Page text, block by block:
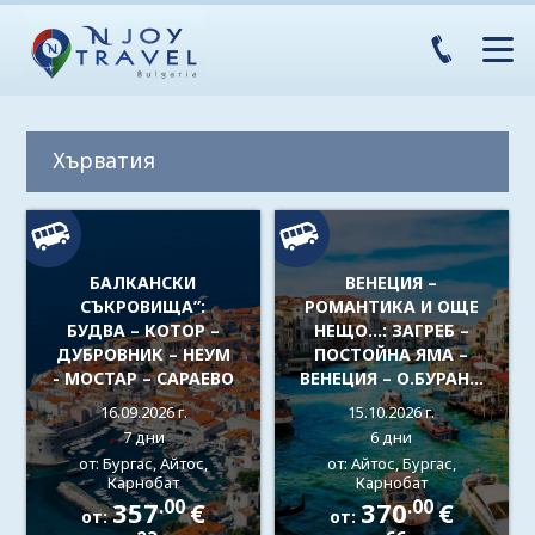
Хърватия
БАЛКАНСКИ
СЪКРОВИЩА”:
БУДВА – КОТОР –
ДУБРОВНИК – НЕУМ
- МОСТАР – САРАЕВО
16.09.2026 г.
7 дни
от: Бургас, Айтос,
Карнобат
от:357.00€
ВЕНЕЦИЯ –
РОМАНТИКА И ОЩЕ
НЕЩО…: ЗАГРЕБ –
ПОСТОЙНА ЯМА –
ВЕНЕЦИЯ – О.БУРАНО
– О.МУРАНО -
ВЕРОНА – ПАДУА -
ЛЮБЛЯНА –
БЕЛГРАД
15.10.2026 г.
6 дни
от: Айтос, Бургас,
Карнобат
от:370.00€